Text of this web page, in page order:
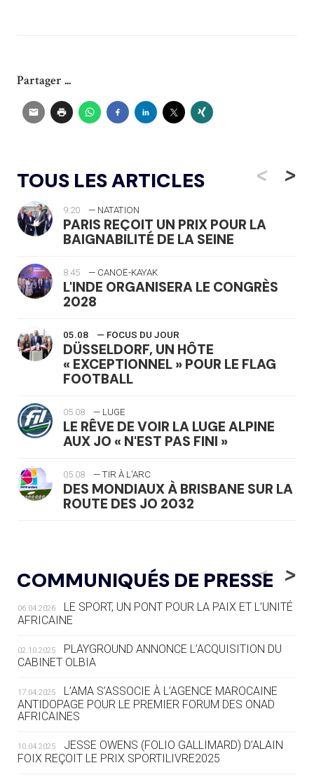
Partager ...
TOUS LES ARTICLES <
9:20 — NATATION
PARIS REÇOIT UN PRIX POUR LA
BAIGNABILITÉ DE LA SEINE
8:45 — CANOË-KAYAK
L'INDE ORGANISERA LE CONGRÈS
2028
05.08 — FOCUS DU JOUR
DÜSSELDORF, UN HÔTE
« EXCEPTIONNEL » POUR LE FLAG
FOOTBALL
05.08 — LUGE
LE RÊVE DE VOIR LA LUGE ALPINE
AUX JO « N'EST PAS FINI »
05.08 — TIR À L'ARC
DES MONDIAUX À BRISBANE SUR LA
ROUTE DES JO 2032
LE VILLAGE OLYMPIQUE DES ARAVIS
SE DESSINE
04.08 — FOCUS DU JOUR
LE COJOP A TROUVÉ SON VILLAGE
OLYMPIQUE LYONNAIS
« L'ALLEMAGNE PEUT DÉMONTRER
COMMENT ORGANISER DES JO
RESPONSABLES »
04.08 — ESCRIME
LA FIE LANCE LES GRANDES
>
COMMUNIQUÉS DE PRESSE
<
06.04.2026
LE SPORT, UN PONT POUR LA PAIX ET L’UNITÉ
AFRICAINE
02.10.2025
PLAYGROUND ANNONCE L’ACQUISITION DU
CABINET OLBIA
17.04.2025
L’AMA S’ASSOCIE À L’AGENCE MAROCAINE
ANTIDOPAGE POUR LE PREMIER FORUM DES ONAD
AFRICAINES
10.04.2025
JESSE OWENS (FOLIO GALLIMARD) D’ALAIN
FOIX REÇOIT LE PRIX SPORTILIVRE2025
>